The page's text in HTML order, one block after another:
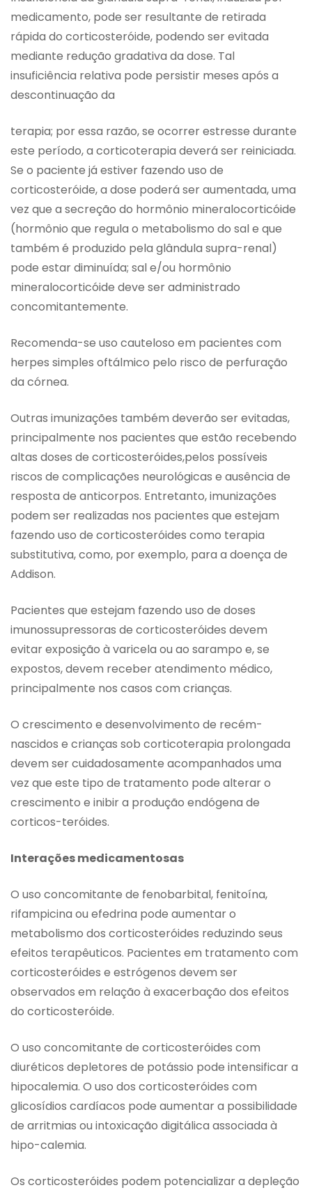
medicamento, pode ser resultante de retirada
rápida do corticosteróide, podendo ser evitada
mediante redução gradativa da dose. Tal
insuficiência relativa pode persistir meses após a
descontinuação da
terapia; por essa razão, se ocorrer estresse durante
este período, a corticoterapia deverá ser reiniciada.
Se o paciente já estiver fazendo uso de
corticosteróide, a dose poderá ser aumentada, uma
vez que a secreção do hormônio mineralocorticóide
(hormônio que regula o metabolismo do sal e que
também é produzido pela glândula supra-renal)
pode estar diminuída; sal e/ou hormônio
mineralocorticóide deve ser administrado
concomitantemente.
Recomenda-se uso cauteloso em pacientes com
herpes simples oftálmico pelo risco de perfuração
da córnea.
Outras imunizações também deverão ser evitadas,
principalmente nos pacientes que estão recebendo
altas doses de corticosteróides,pelos possíveis
riscos de complicações neurológicas e ausência de
resposta de anticorpos. Entretanto, imunizações
podem ser realizadas nos pacientes que estejam
fazendo uso de corticosteróides como terapia
substitutiva, como, por exemplo, para a doença de
Addison.
Pacientes que estejam fazendo uso de doses
imunossupressoras de corticosteróides devem
evitar exposição à varicela ou ao sarampo e, se
expostos, devem receber atendimento médico,
principalmente nos casos com crianças.
O crescimento e desenvolvimento de recém-
nascidos e crianças sob corticoterapia prolongada
devem ser cuidadosamente acompanhados uma
vez que este tipo de tratamento pode alterar o
crescimento e inibir a produção endógena de
corticos-teróides.
Interações medicamentosas
O uso concomitante de fenobarbital, fenitoína,
rifampicina ou efedrina pode aumentar o
metabolismo dos corticosteróides reduzindo seus
efeitos terapêuticos. Pacientes em tratamento com
corticosteróides e estrógenos devem ser
observados em relação à exacerbação dos efeitos
do corticosteróide.
O uso concomitante de corticosteróides com
diuréticos depletores de potássio pode intensificar a
hipocalemia. O uso dos corticosteróides com
glicosídios cardíacos pode aumentar a possibilidade
de arritmias ou intoxicação digitálica associada à
hipo-calemia.
Os corticosteróides podem potencializar a depleção